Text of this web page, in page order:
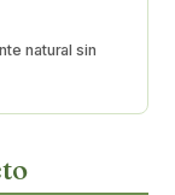
natural sin